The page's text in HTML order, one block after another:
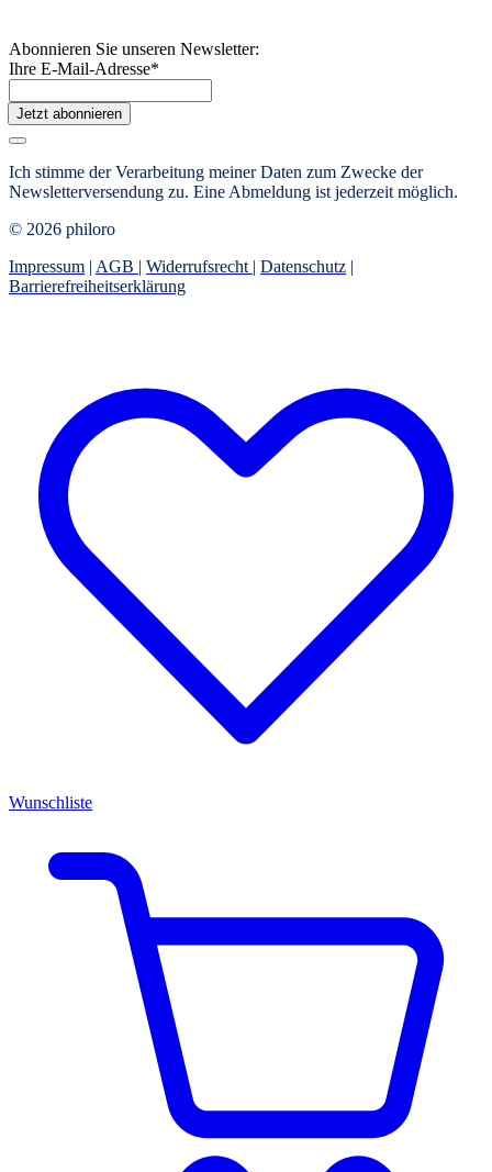
Abonnieren Sie unseren Newsletter:
Ihre E-Mail-Adresse*
Jetzt abonnieren
Ich stimme der Verarbeitung meiner Daten zum Zwecke der
Newsletterversendung zu. Eine Abmeldung ist jederzeit möglich.
© 2026 philoro
Impressum | AGB | Widerrufsrecht | Datenschutz |
Barrierefreiheitserklärung
Wunschliste